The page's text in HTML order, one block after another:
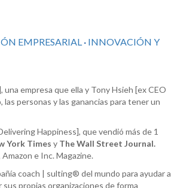
EMPRESARIAL · INNOVACIÓN Y
empresa que ella y Tony Hsieh [ex CEO
personas y las ganancias para tener un
Happiness], que vendió más de 1
York Times y The Wall Street Journal.
e Inc. Magazine.
coach | sulting® del mundo para ayudar a
propias organizaciones de forma